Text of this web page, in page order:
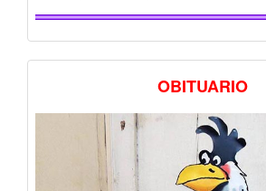
OBITUARIO